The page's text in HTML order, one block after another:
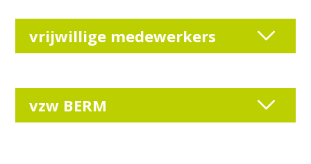
vrijwillige medewerkers
vzw BERM